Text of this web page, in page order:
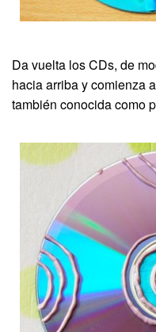
Da vuelta los CDs, de
hacia arriba y comienza
también conocida como